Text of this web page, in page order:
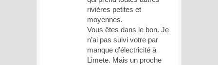
rivières petites et
moyennes.
Vous êtes dans le bon. Je
n’ai pas suivi votre par
manque d’électricité à
Limete. Mais un proche